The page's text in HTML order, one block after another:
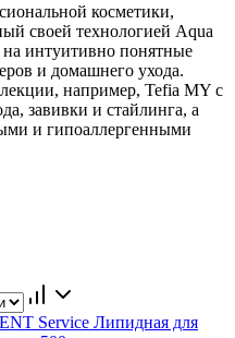
косметики,
своей технологией Aqua
интуитивно понятные
и домашнего ухода.
например, Tefia MY с
завивки и стайлинга, а
и гипоаллергенными